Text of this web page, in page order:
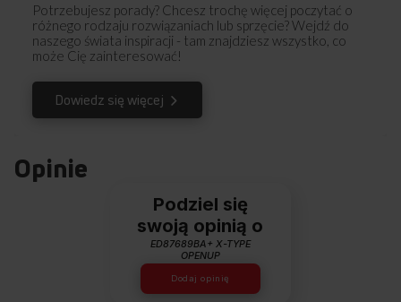
Instrukcja obsługi Pobierz
Potrzebujesz porady? Chcesz trochę więcej poczytać o
różnego rodzaju rozwiązaniach lub sprzęcie? Wejdź do
naszego świata inspiracji - tam znajdziesz wszystko, co
może Cię zainteresować!
Dowiedz się więcej
Opinie
Podziel się
swoją opinią o
ED87689BA+ X-TYPE
OPENUP
Dodaj opinię